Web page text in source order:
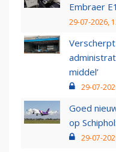
Embraer
29-07-2026,
middel’
29-07-
Goed
op
29-07-